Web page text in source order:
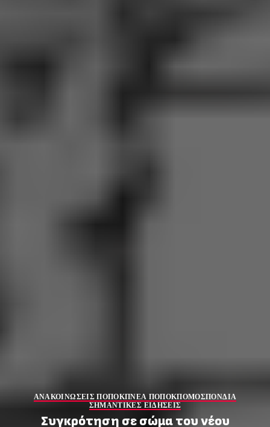
ΑΝΑΚΟΙΝΩΣΕΙΣ ΠΟΠΟΚΠΝΕΑ ΠΟΠΟΚΠΟΜΟΣΠΟΝΔΙΑ
ΣΗΜΑΝΤΙΚΕΣ ΕΙΔΗΣΕΙΣ
Συγκρότηση σε σώμα του νέου